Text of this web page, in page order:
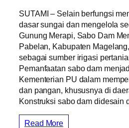
SUTAMI – Selain berfungsi
dasar sungai dan mengelola
Gunung Merapi, Sabo Dam
Pabelan, Kabupaten
sebagai sumber irigasi
Pemanfaatan sabo dam
Kementerian PU dalam
dan pangan, khususnya di
Konstruksi sabo dam didesain
Read More